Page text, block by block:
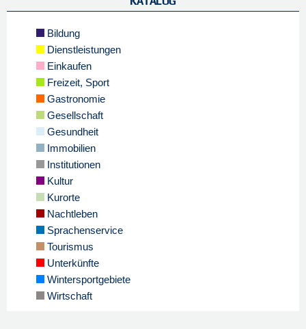
Bildung
Dienstleistungen
Einkaufen
Freizeit, Sport
Gastronomie
Gesellschaft
Gesundheit
Immobilien
Institutionen
Kultur
Kurorte
Nachtleben
Sprachenservice
Tourismus
Unterkünfte
Wintersportgebiete
Wirtschaft